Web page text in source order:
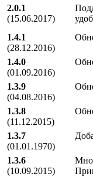
2.0.1
(15.06.2017)
1.4.1
(28.12.2016)
1.4.0
(01.09.2016)
1.3.9
(04.08.2016)
1.3.8
(11.12.2015)
1.3.7
(01.01.1970)
1.3.6
(10.09.2015)